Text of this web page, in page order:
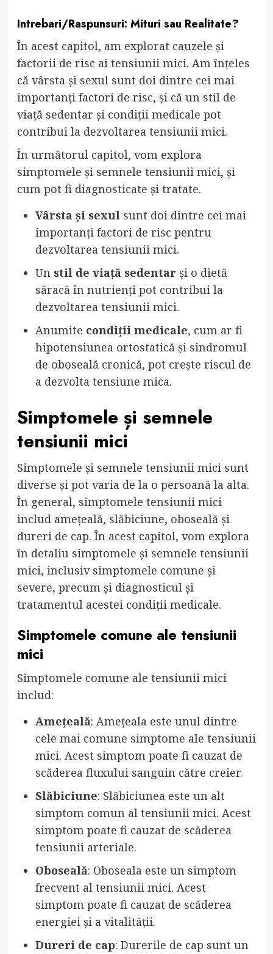
Intrebari/Raspunsuri: Mituri sau Realitate?
În acest capitol, am explorat cauzele și
factorii de risc ai tensiunii mici. Am înțeles
că vârsta și sexul sunt doi dintre cei mai
importanți factori de risc, și că un stil de
viață sedentar și condiții medicale pot
contribui la dezvoltarea tensiunii mici.
În următorul capitol, vom explora
simptomele și semnele tensiunii mici, și
cum pot fi diagnosticate și tratate.
Vârsta și sexulsunt doi dintre cei mai
importanți factori de risc pentru
dezvoltarea tensiunii mici.
Un stil de viață sedentarși o dietă
săracă în nutrienți pot contribui la
dezvoltarea tensiunii mici.
Anumite condiții medicale, cum ar fi
hipotensiunea ortostatică și sindromul
de oboseală cronică, pot crește riscul de
a dezvolta tensiune mica.
Simptomele și semnele
tensiunii mici
Simptomele și semnele tensiunii mici sunt
diverse și pot varia de la o persoană la alta.
În general, simptomele tensiunii mici
includ amețeală, slăbiciune, oboseală și
dureri de cap. În acest capitol, vom explora
în detaliu simptomele și semnele tensiunii
mici, inclusiv simptomele comune și
severe, precum și diagnosticul și
tratamentul acestei condiții medicale.
Simptomele comune ale tensiunii
mici
Simptomele comune ale tensiunii mici
includ:
Amețeală: Amețeala este unul dintre
cele mai comune simptome ale tensiunii
mici. Acest simptom poate fi cauzat de
scăderea fluxului sanguin către creier.
Slăbiciune: Slăbiciunea este un alt
simptom comun al tensiunii mici. Acest
simptom poate fi cauzat de scăderea
tensiunii arteriale.
Oboseală: Oboseala este un simptom
frecvent al tensiunii mici. Acest
simptom poate fi cauzat de scăderea
energiei și a vitalității.
Dureri de cap: Durerile de cap sunt un